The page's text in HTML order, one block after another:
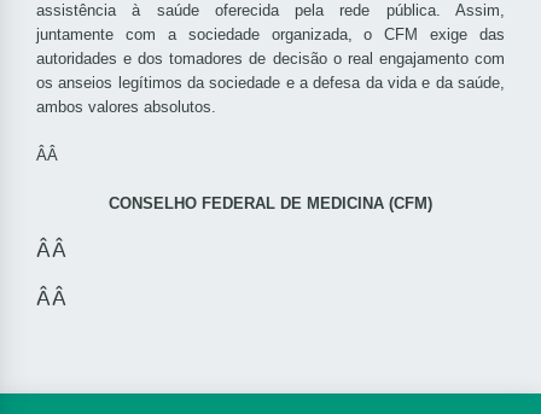
assistência à saúde oferecida pela rede pública. Assim,
juntamente com a sociedade organizada, o CFM exige das
autoridades e dos tomadores de decisão o real engajamento com
os anseios legítimos da sociedade e a defesa da vida e da saúde,
ambos valores absolutos.
ÂÂ
CONSELHO FEDERAL DE MEDICINA (CFM)
ÂÂ
ÂÂ